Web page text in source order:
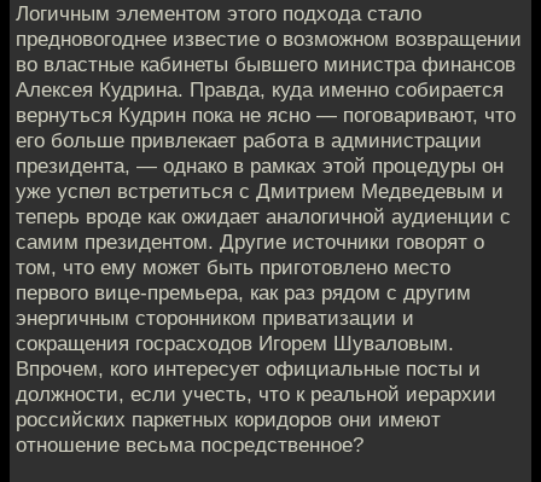
Логичным элементом этого подхода стало
предновогоднее известие о возможном возвращении
во властные кабинеты бывшего министра финансов
Алексея Кудрина. Правда, куда именно собирается
вернуться Кудрин пока не ясно — поговаривают, что
его больше привлекает работа в администрации
президента, — однако в рамках этой процедуры он
уже успел встретиться с Дмитрием Медведевым и
теперь вроде как ожидает аналогичной аудиенции с
самим президентом. Другие источники говорят о
том, что ему может быть приготовлено место
первого вице-премьера, как раз рядом с другим
энергичным сторонником приватизации и
сокращения госрасходов Игорем Шуваловым.
Впрочем, кого интересует официальные посты и
должности, если учесть, что к реальной иерархии
российских паркетных коридоров они имеют
отношение весьма посредственное?